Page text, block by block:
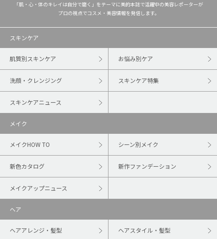
「肌・心・体のキレイは自分で磨く」をテーマに美的本誌で活躍中の美容レポーターが
プロの視点でコスメ・美容情報を発信します。
スキンケア
肌質別スキンケア お悩み別ケア
洗顔・クレンジング スキンケア特集
スキンケアニュース
メイク
メイクHOW TO シーン別メイク
新色カタログ 新作ファンデーション
メイクアップニュース
ヘア
ヘアアレンジ・髪型 ヘアスタイル・髪型